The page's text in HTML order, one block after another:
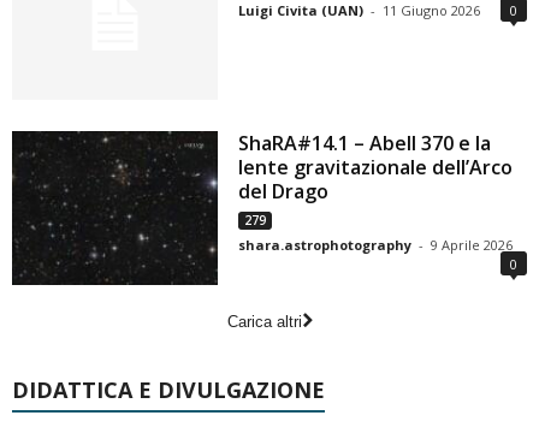
Luigi Civita (UAN) - 11 Giugno 2026 0
ShaRA#14.1 – Abell 370 e la
lente gravitazionale dell’Arco
del Drago
279
shara.astrophotography - 9 Aprile 2026
0
Carica altri
DIDATTICA E DIVULGAZIONE